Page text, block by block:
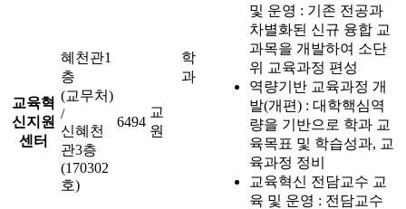
교육혁
신지원
센터
혜천관1
층
(교무처)
/
신혜천
관3층
(170302
호)
6494
교
원
학
과
및 운영 : 기존 전공과
차별화된 신규 융합 교
과목을 개발하여 소단
위 교육과정 편성
역량기반 교육과정 개
발(개편) : 대학핵심역
량을 기반으로 학과 교
육목표 및 학습성과, 교
육과정 정비
교육혁신 전담교수 교
육 및 운영 : 전담교수